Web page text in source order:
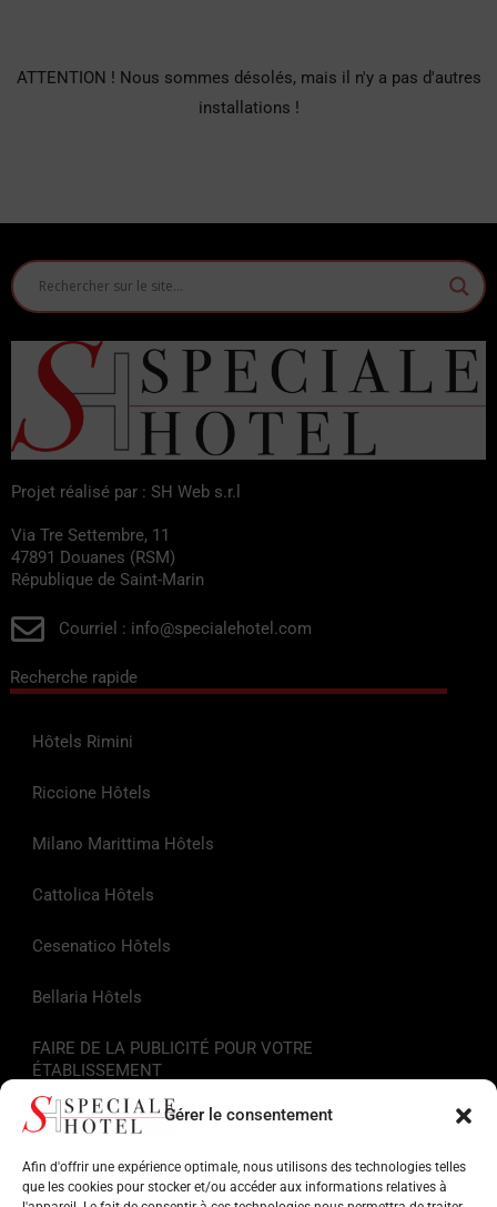
Gérer le consentement
Afin d'offrir une expérience optimale, nous utilisons des technologies telles
que les cookies pour stocker et/ou accéder aux informations relatives à
répondre aux besoins de tous les types de touristes.
Hôtels 3 étoiles et 2 étoiles proposant une gamme de services
Les hôtels Zadina de Cesenatico proposent diverses solutions :
des hôtels Zadina pour les familles, des hôtels Zadina avec des
formules « tout compris » et bien plus encore. La région offre
également toute une série d'alternatives à l'hôtel, grâce à une
large gamme d'appartements et de résidences Zadina.
Dans cette rubrique de « Spécial Hôtels », vous trouverez l'hôtel
qui correspond le mieux à vos besoins.
ATTENTION ! Nous sommes désolés, mais il n'y a pas d'autres
installations !
Projet réalisé par : SH Web s.r.l
Via Tre Settembre, 11
47891 Douanes (RSM)
République de Saint-Marin
Courriel : info@specialehotel.com
Recherche rapide
Hôtels Rimini
Riccione Hôtels
Milano Marittima Hôtels
Cattolica Hôtels
Cesenatico Hôtels
Bellaria Hôtels
FAIRE DE LA PUBLICITÉ POUR VOTRE
ÉTABLISSEMENT
Liens utiles
Informations touristiques